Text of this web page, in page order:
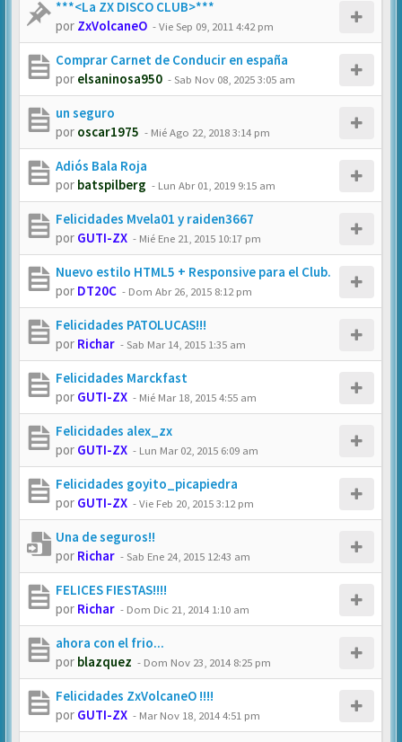
***<La ZX DISCO CLUB>***
por ZxVolcaneO -Vie Sep 09, 2011 4:42 pm
Comprar Carnet de Conducir en españa
por elsaninosa950 -Sab Nov 08, 2025 3:05 am
un seguro
por oscar1975 - Mié Ago 22, 2018 3:14 pm
Adiós Bala Roja
por batspilberg - Lun Abr 01, 2019 9:15 am
Felicidades Mvela01 y raiden3667
por GUTI-ZX - Mié Ene 21, 2015 10:17 pm
Nuevo estilo HTML5 + Responsive para el Club.
por DT20C - Dom Abr 26, 2015 8:12 pm
Felicidades PATOLUCAS!!!
por Richar -Sab Mar 14, 2015 1:35 am
Felicidades Marckfast
por GUTI-ZX - Mié Mar 18, 2015 4:55 am
Felicidades alex_zx
por GUTI-ZX - Lun Mar 02, 2015 6:09 am
Felicidades goyito_picapiedra
por GUTI-ZX -Vie Feb 20, 2015 3:12 pm
Una de seguros!!
por Richar -Sab Ene 24, 2015 12:43 am
FELICES FIESTAS!!!!
por Richar - Dom Dic 21, 2014 1:10 am
ahora con el frio...
por blazquez - Dom Nov 23, 2014 8:25 pm
Felicidades ZxVolcaneO !!!!
por GUTI-ZX - Mar Nov 18, 2014 4:51 pm